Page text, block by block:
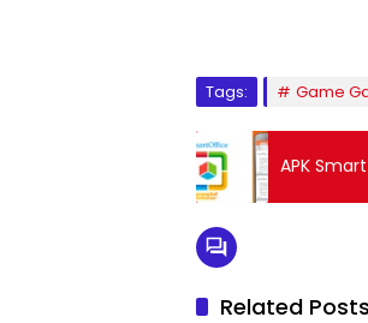
Tags: Game
APK
Related Posts